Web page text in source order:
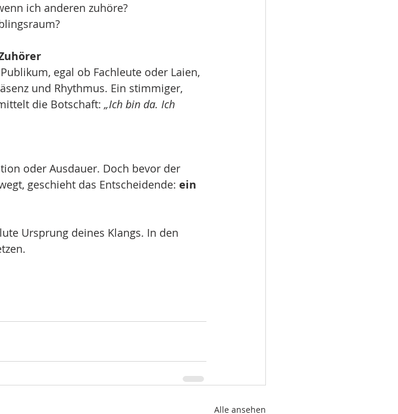
ich anderen zuhöre?
egal ob Fachleute oder Laien,
und Rhythmus. Ein stimmiger,
die Botschaft: „Ich bin da. Ich
oder Ausdauer. Doch bevor der
geschieht das Entscheidende: ein
Ursprung deines Klangs. In den
Alle ansehen